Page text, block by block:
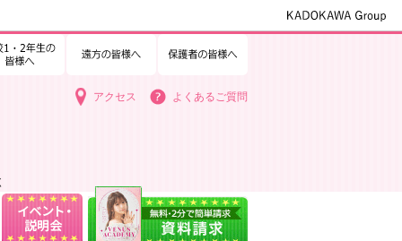
遠方の皆様へ
中学3年生の皆様へ
2年生の皆様へ
よくあるご質問
アクセス